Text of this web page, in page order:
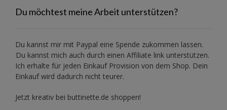
Du möchtest meine Arbeit unterstützen?
Du kannst mir mit Paypal eine Spende zukommen lassen.
Du kannst mich auch durch einen Affiliate link unterstützen.
Ich erhalte für jeden Einkauf Provision von dem Shop. Dein
Einkauf wird dadurch nicht teurer.
Jetzt kreativ bei buttinette.de shoppen!